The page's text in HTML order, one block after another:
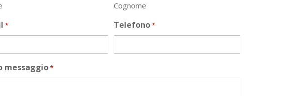
Cognome
* Telefono*
messaggio*